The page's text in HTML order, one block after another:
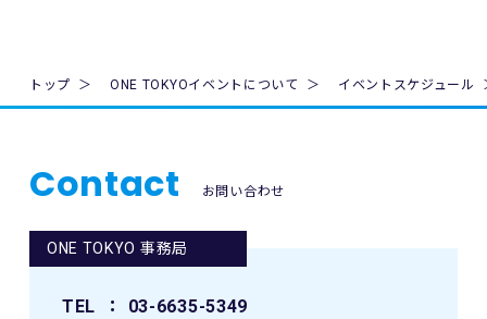
されるものとします。
宜の場所に掲示（及び登録されたメールアドレスへの通知
12. 本イベントに関連して生ずる一切の紛争については、東
程」といいます。）を遵守し、厳正な管理のもとで行いま
当財団は、個人情報の取得、利用及び提供を必要とする場合
には、日本工業規格「個人情報保護マネジメントシステム 要
護マネジメントシステムを遵守し、厳正な管理のもとで行い
よる（ご本人が未成年者（18歳未満）の場合はその親権者の
トップ ONE TOKYOイベントについて イベントスケジュール
Contact お問い合わせ
ONE TOKYO 事務局
TEL ： 03-6635-5349